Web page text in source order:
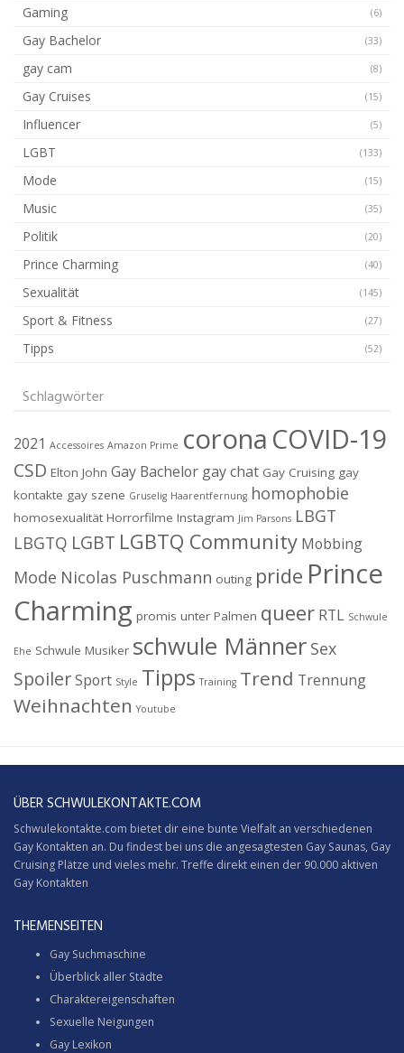
Gaming (6)
Gay Bachelor (33)
gay cam (8)
Gay Cruises (15)
Influencer (5)
LGBT (133)
Mode (15)
Music (35)
Politik (20)
Prince Charming (40)
Sexualität (145)
Sport & Fitness (27)
Tipps (52)
Schlagwörter
2021 Accessoires Amazon Prime corona COVID-19
CSD Elton John Gay Bachelor gay chat Gay Cruising gay
kontakte gay szene Gruselig Haarentfernung homophobie
homosexualität Horrorfilme Instagram Jim Parsons LBGT
LBGTQ LGBT LGBTQ Community Mobbing
Mode Nicolas Puschmann outing pride Prince
Charming promis unter Palmen queer RTL Schwule
Ehe Schwule Musiker schwule Männer Sex
SpoilerSport Style Tipps Training Trend Trennung
Weihnachten Youtube
ÜBER SCHWULEKONTAKTE.COM
Schwulekontakte.com bietet dir eine bunte Vielfalt an verschiedenen
Gay Kontakten an. Du findest bei uns die angesagtesten Gay Saunas, Gay
Cruising Plätze und vieles mehr. Treffe direkt einen der 90.000 aktiven
Gay Kontakten
THEMENSEITEN
Gay Suchmaschine
Überblick aller Städte
Charaktereigenschaften
Sexuelle Neigungen
Gay Lexikon